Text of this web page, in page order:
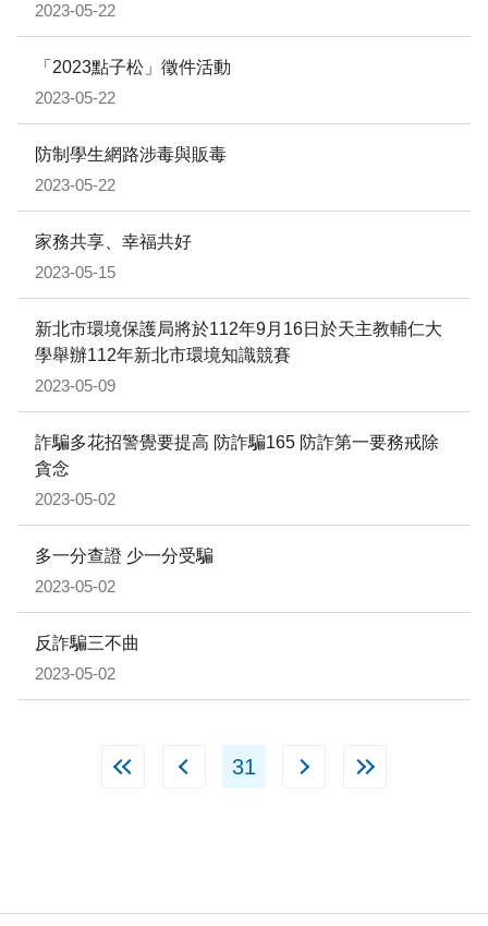
2023-05-22
「2023點子松」徵件活動
2023-05-22
防制學生網路涉毒與販毒
2023-05-22
家務共享、幸福共好
2023-05-15
新北市環境保護局將於112年9月16日於天主教輔仁大
學舉辦112年新北市環境知識競賽
2023-05-09
詐騙多花招警覺要提高 防詐騙165 防詐第一要務戒除
貪念
2023-05-02
多一分查證 少一分受騙
2023-05-02
反詐騙三不曲
2023-05-02
31